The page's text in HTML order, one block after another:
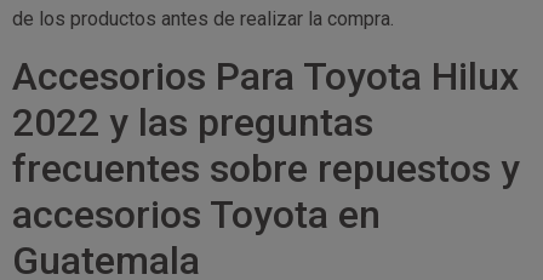
de los productos antes de realizar la compra.
Accesorios Para Toyota Hilux
2022 y las preguntas
frecuentes sobre repuestos y
accesorios Toyota en
Guatemala